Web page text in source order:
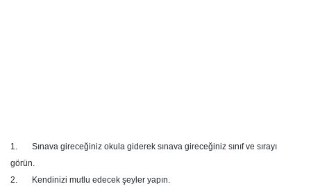
1. Sınava gireceğiniz okula giderek sınava gireceğiniz sınıf ve sırayı
görün.
2. Kendinizi mutlu edecek şeyler yapın.